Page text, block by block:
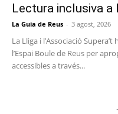
Lectura inclusiva a
La Guia de Reus - 3 agost, 2026
La Lliga i l’Associació
l’Espai Boule de Reus per
accessibles a través...